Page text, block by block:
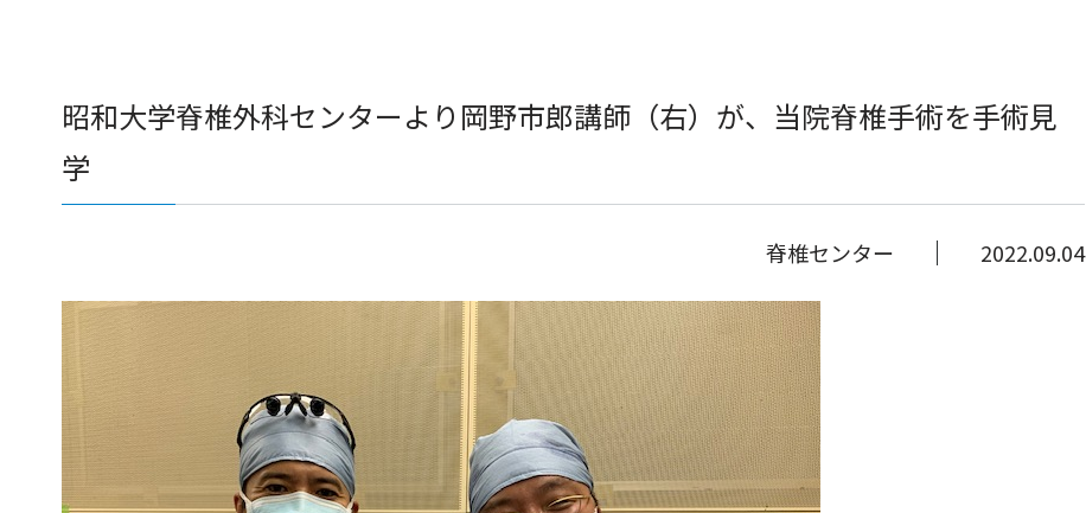
昭和大学脊椎外科センターより岡野市郎講師（右）が、当院脊椎手術を手術見
学
脊椎センター 2022.09.04